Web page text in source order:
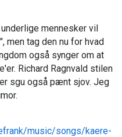
mennesker vil
men tag den nu for hvad
også synger om at
Richard Ragnvald stilen
sgu også pænt sjov. Jeg
music/songs/kaere-